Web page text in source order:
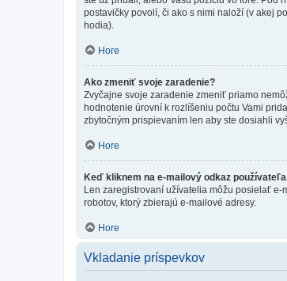
postavičky povolí, či ako s nimi naloží (v akej
hodia).
Hore
Ako zmeniť svoje zaradenie?
Zvyčajne svoje zaradenie zmeniť priamo
hodnotenie úrovní k rozlíšeniu počtu Vami
zbytočným prispievaním len aby ste dosiahli
Hore
Keď kliknem na e-mailový odkaz
Len zaregistrovaní užívatelia môžu posielať
robotov, ktorý zbierajú e-mailové adresy.
Hore
Vkladanie príspevkov